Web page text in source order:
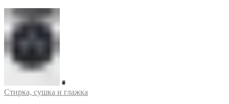
Стирка, сушка и глажка